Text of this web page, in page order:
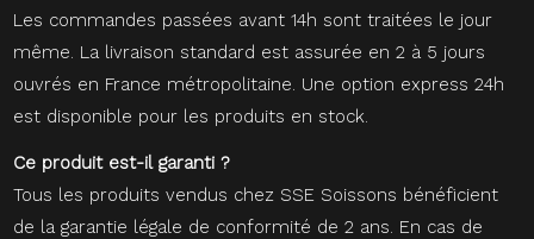
Les commandes passées avant 14h sont traitées le jour
même. La livraison standard est assurée en 2 à 5 jours
ouvrés en France métropolitaine. Une option express 24h
est disponible pour les produits en stock.
Ce produit est-il garanti ?
Tous les produits vendus chez SSE Soissons bénéficient
de la garantie légale de conformité de 2 ans. En cas de